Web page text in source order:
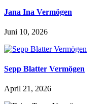
Jana Ina Vermögen
Juni 10, 2026
Sepp Blatter Vermögen
April 21, 2026